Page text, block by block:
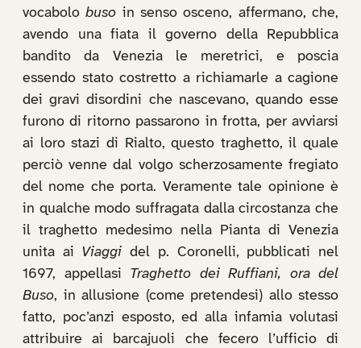
vocabolobuso in senso osceno, affermano, che,
avendo una fiata il governo della Repubblica
bandito da Venezia le meretrici, e poscia
essendo stato costretto a richiamarle a cagione
dei gravi disordini che nascevano, quando esse
furono di ritorno passarono in frotta, per avviarsi
ai loro stazi di Rialto, questo traghetto, il quale
perciò venne dal volgo scherzosamente fregiato
del nome che porta. Veramente tale opinione è
in qualche modo suffragata dalla circostanza che
il traghetto medesimo nella Pianta di Venezia
unita ai Viaggi del p. Coronelli, pubblicati nel
1697, appellasi Traghetto dei Ruffiani, ora del
Buso, in allusione (come pretendesi) allo stesso
fatto, poc’anzi esposto, ed alla infamia volutasi
attribuire ai barcajuoli che fecero l’ufficio di